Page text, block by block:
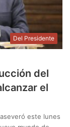
Del Presidente
del
el
este lunes